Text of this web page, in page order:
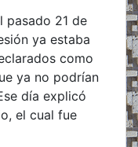
pasado 21 de
ya estaba
como
ya no podrían
día explicó
el cual fue